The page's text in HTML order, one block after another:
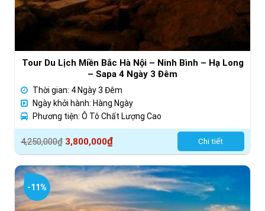
Tour Du Lịch Miền Bắc Hà Nội – Ninh Bình – Hạ Long
– Sapa 4 Ngày 3 Đêm
Thời gian: 4 Ngày 3 Đêm
Ngày khởi hành: Hàng Ngày
Phương tiện: Ô Tô Chất Lượng Cao
4,250,000₫
Giá
gốc
là:
4,250,000₫.
3,800,000₫
Giá
hiện
tại
là:
3,800,000₫.
Chi tiết
-11%